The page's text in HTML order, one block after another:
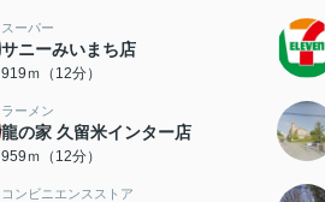
スーパー
サニーみいまち店
919ｍ（12分）
ラーメン
龍の家 久留米インター店
959ｍ（12分）
コンビニエンスストア